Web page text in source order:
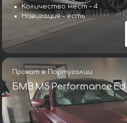
Количество мест – 4
Навигация – есть
Прокат в Португалии
БМВ M5 Performance